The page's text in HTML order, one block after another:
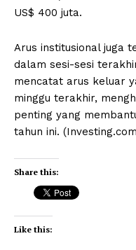
US$ 400 juta.
Arus institusional juga
dalam sesi-sesi
mencatat arus keluar
minggu terakhir,
penting yang
tahun ini.
Share this:
Like this: